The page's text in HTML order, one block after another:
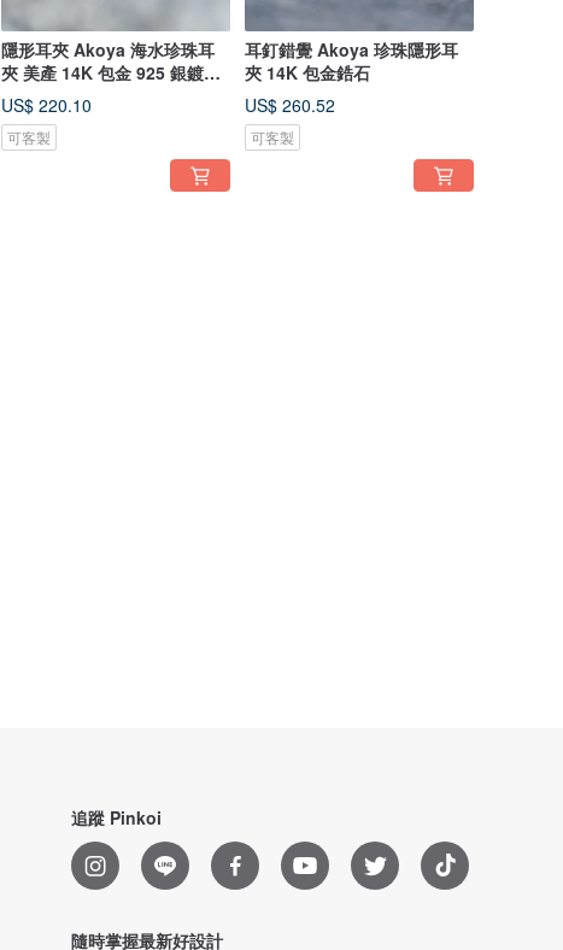
隱形耳夾 Akoya 海水珍珠耳
夾 美產 14K 包金 925 銀鍍金
耳釘感耳飾
US$ 220.10
可客製
耳釘錯覺 Akoya 珍珠隱形耳
夾 14K 包金鋯石
US$ 260.52
可客製
追蹤 Pinkoi
隨時掌握最新好設計